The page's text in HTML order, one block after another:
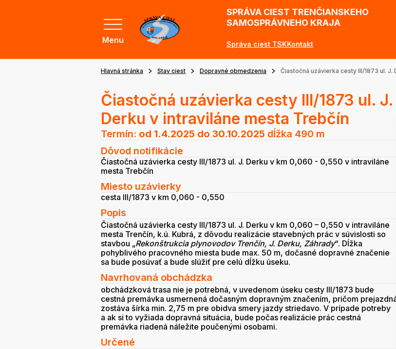
Menu
SPRÁVA CIEST TRENČIANSKEHO
SAMOSPRÁVNEHO KRAJA
Správa ciest TSKKontakt
Hlavná stránka Stav ciest Dopravné obmedzenia Čiastočná uzávierka cesty III/1873 ul.
Čiastočná uzávierka cesty III/1873 ul. J.
Derku v intraviláne mesta Trebčín
Termín: od 1.4.2025 do 30.10.2025 dĺžka 490 m
Dôvod notifikácie
Čiastočná uzávierka cesty III/1873 ul. J. Derku v km 0,060 - 0,550 v intraviláne
mesta Trebčín
Miesto uzávierky
cesta III/1873 v km 0,060 - 0,550
Popis
Čiastočná uzávierka cesty III/1873 ul. J. Derku v km 0,060 – 0,550 v intraviláne
mesta Trenčín, k.ú. Kubrá, z dôvodu realizácie stavebných prác v súvislosti so
stavbou „Rekonštrukcia plynovodov Trenčín, J. Derku, Záhrady“. Dĺžka
pohyblivého pracovného miesta bude max. 50 m, dočasné dopravné značenie
sa bude posúvať a bude slúžiť pre celú dĺžku úseku.
Navrhovaná obchádzka
obchádzková trasa nie je potrebná, v uvedenom úseku cesty III/1873 bude
cestná premávka usmernená dočasným dopravným značením, pričom
zostáva šírka min. 2,75 m pre obidva smery jazdy striedavo. V prípade potreby
a ak si to vyžiada dopravná situácia, bude počas realizácie prác cestná
premávka riadená náležite poučenými osobami.
Určené